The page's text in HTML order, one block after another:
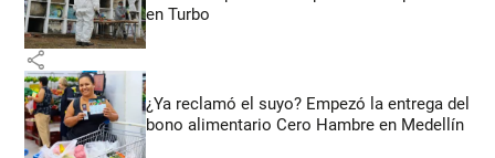
en Turbo
share
¿Ya reclamó el suyo? Empezó la entrega del
bono alimentario Cero Hambre en Medellín